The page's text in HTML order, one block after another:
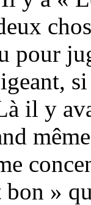
pour
il y
bon »